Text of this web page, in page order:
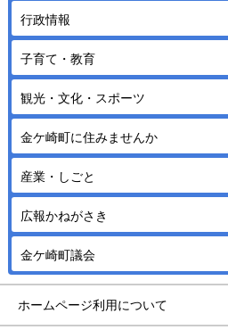
行政情報
子育て・教育
観光・文化・スポーツ
金ケ崎町に住みませんか
産業・しごと
広報かねがさき
金ケ崎町議会
ホームページ利用について